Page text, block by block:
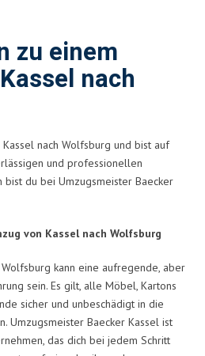
zu einem
nach
nach Wolfsburg und bist auf
und professionellen
bist du bei Umzugsmeister Baecker
von Kassel nach Wolfsburg
kann eine aufregende, aber
sein. Es gilt, alle Möbel, Kartons
sicher und unbeschädigt in die
Umzugsmeister Baecker Kassel ist
das dich bei jedem Schritt